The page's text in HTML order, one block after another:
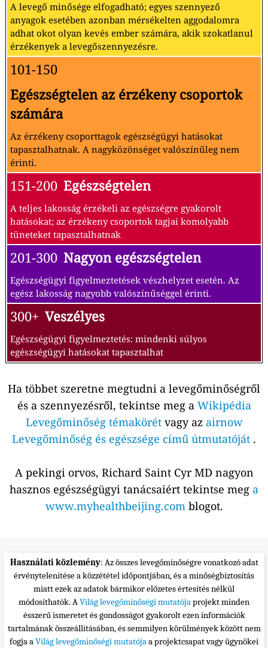
A levegő minősége elfogadható; egyes szennyező
anyagok esetében azonban mérsékelten aggodalomra
adhat okot olyan kevés ember számára, akik szokatlanul
érzékenyek a levegőszennyezésre.
101-150
Egészségtelen az érzékeny csoportok
számára
Az érzékeny csoporttagok egészségügyi hatásokat
tapasztalhatnak. A nagyközönséget valószínűleg nem
érinti.
151-200 Egészségtelen
A teljes lakosság érzékeli az egészségre gyakorolt
hatásokat; az érzékeny csoportok tagjai komolyabb
tüneteket tapasztalhatnak
201-300 Nagyon egészségtelen
Egészségügyi figyelmeztetések vészhelyzet esetén. Az
egész lakosság nagyobb valószínűséggel érinti.
300+ Veszélyes
Egészségügyi figyelmeztetés: mindenki súlyos
egészségügyi hatásokat tapasztalhat
Ha többet szeretne megtudni a levegőminőségről
és a szennyezésről, tekintse meg a Wikipédia
Levegőminőség témakörétvagy az airnow
Levegőminőség és egészsége című útmutatóját .
A pekingi orvos, Richard Saint Cyr MD nagyon
hasznos egészségügyi tanácsaiért tekintse meg a
www.myhealthbeijing.comblogot.
Használati közlemény: Az összes levegőminőségre vonatkozó adat
érvénytelenítése a közzététel időpontjában, és a minőségbiztosítás
miatt ezek az adatok bármikor előzetes értesítés nélkül
módosíthatók. AVilág levegőminőségi mutatójaprojekt minden
ésszerű ismeretet és gondosságot gyakorolt ezen információk
tartalmának összeállításában, és semmilyen körülmények között nem
fogja aVilág levegőminőségi mutatójaa projektcsapat vagy ügynökei